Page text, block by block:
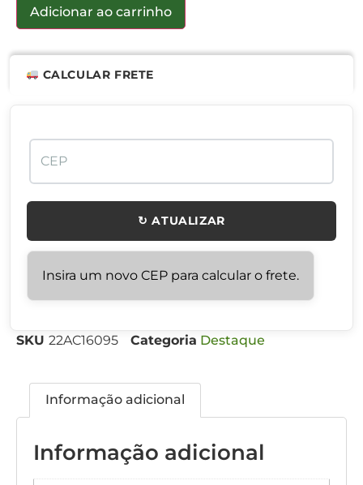
Adicionar ao carrinho
CALCULAR FRETE
↻ ATUALIZAR
Insira um novo CEP para calcular o frete.
SKU 22AC16095 Categoria Destaque
Informação adicional
Informação adicional